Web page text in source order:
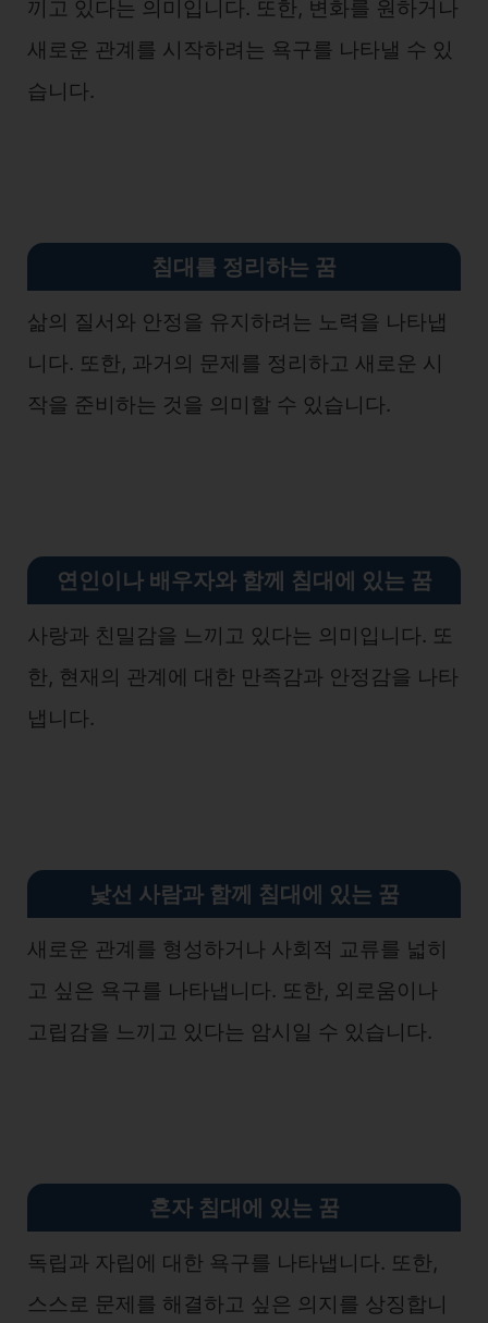
끼고 있다는 의미입니다. 또한, 변화를 원하거나
새로운 관계를 시작하려는 욕구를 나타낼 수 있
습니다.
침대를 정리하는 꿈
삶의 질서와 안정을 유지하려는 노력을 나타냅
니다. 또한, 과거의 문제를 정리하고 새로운 시
작을 준비하는 것을 의미할 수 있습니다.
연인이나 배우자와 함께 침대에 있는 꿈
사랑과 친밀감을 느끼고 있다는 의미입니다. 또
한, 현재의 관계에 대한 만족감과 안정감을 나타
냅니다.
낯선 사람과 함께 침대에 있는 꿈
새로운 관계를 형성하거나 사회적 교류를 넓히
고 싶은 욕구를 나타냅니다. 또한, 외로움이나
고립감을 느끼고 있다는 암시일 수 있습니다.
혼자 침대에 있는 꿈
독립과 자립에 대한 욕구를 나타냅니다. 또한,
스스로 문제를 해결하고 싶은 의지를 상징합니